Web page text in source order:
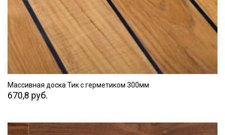
ПЕРЕЙТИ
Массивная доска Тик с герметиком 300мм
670,8 руб.